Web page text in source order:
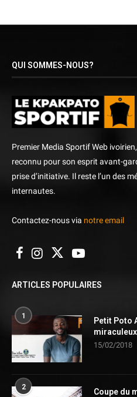
QUI SOMMES-NOUS?
Premier Media Sportif Web
reconnu pour son esprit avant-
prise d’initiative. Il reste l’un des
internautes.
Contactez-nous via notre email
ARTICLES POPULAIRES
1
Petit Poto
15/02/2018
2
Coupe du